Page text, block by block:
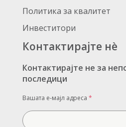
Политика за квалитет
Инвеститори
Контактирајте нè
Контактирајте не за
последици
Вашата е-мајл адреса *